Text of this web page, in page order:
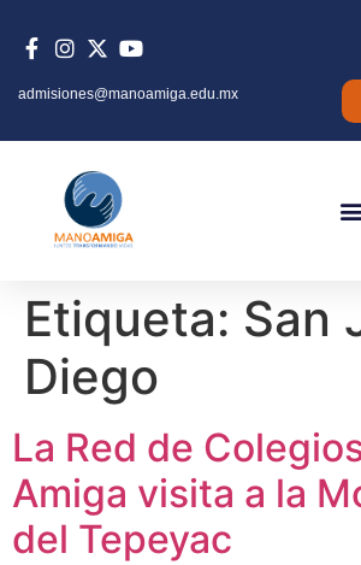
admisiones@manoamiga.edu.mx
Etiqueta: San
Diego
La Red de
Amiga visita a la
del Tepeyac